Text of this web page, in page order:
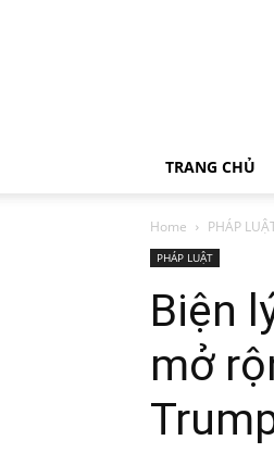
TRANG CHỦ
Home PHÁP
PHÁP LUẬT
Biện
mở